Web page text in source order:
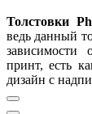
Толстовки
ведь данный
зависимости
принт, есть
дизайн с